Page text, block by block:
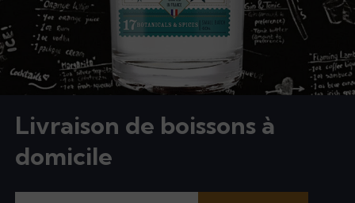
Livraison de boissons à
domicile